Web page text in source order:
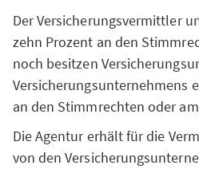
Der Versicherungsvermittler
zehn Prozent an den
noch besitzen
Versicherungsunternehmens
an den Stimmrechten oder
Die Agentur erhält für die
von den